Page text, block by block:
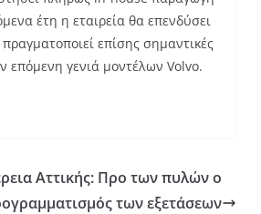
έτη η εταιρεία θα επενδύσει
επίσης σημαντικές
επόμενη γενιά μοντέλων Volvo.
Αττικής: Προ των πυλών ο
των εξετάσεων